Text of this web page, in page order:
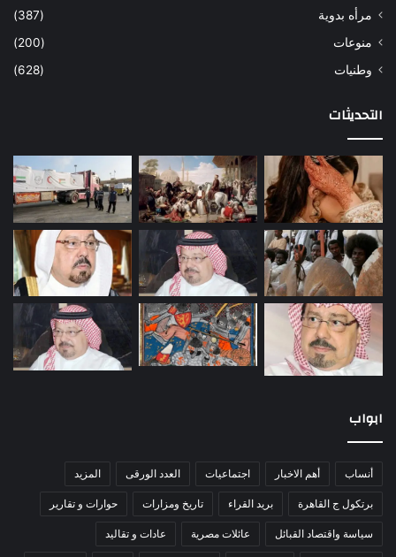
مرأه بدوية
(387)
منوعات
(200)
وطنيات
(628)
التحديثات
ابواب
أنساب أهم الاخبار اجتماعيات العدد الورقى المزيد
برتكول ج القاهرة بريد القراء تاريخ ومزارات حوارات و تقارير
سياسة واقتصاد القبائل عائلات مصرية عادات و تقاليد